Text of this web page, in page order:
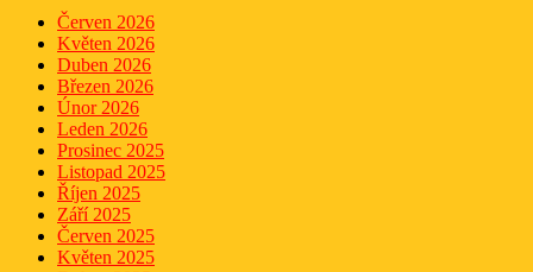
Červen 2026
Květen 2026
Duben 2026
Březen 2026
Únor 2026
Leden 2026
Prosinec 2025
Listopad 2025
Říjen 2025
Září 2025
Červen 2025
Květen 2025